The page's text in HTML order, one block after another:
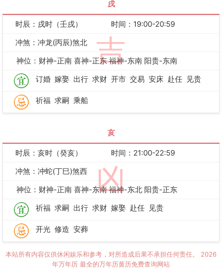
戌
吉
时辰：戌时（壬戌）
时间：19:00-20:59
冲煞：冲龙(丙辰)煞北
神位：财神-正南 喜神-正东 福神-东南 阳贵-东南
订婚 嫁娶 出行 求财 开市 交易 安床 赴任 见贵
祈福 求嗣 乘船
亥
凶
时辰：亥时（癸亥）
时间：21:00-22:59
冲煞：冲蛇(丁巳)煞西
神位：财神-正南 喜神-东南 福神-东北 阳贵-正东
祈福 求嗣 出行 求财 嫁娶 赴任 见贵
开光 修造 安葬
本站所有内容仅供休闲娱乐和参考，对所造成后果不承担任何责任。 2026
年万年历 最全的万年历黄历免费查询网站